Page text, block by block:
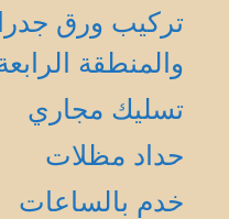
تركيب ورق
والمنطقة
تسليك مجاري
حداد مظلات
خدم بالساعات